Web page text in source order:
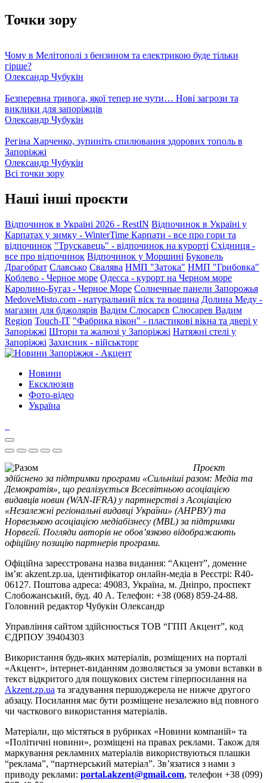
Точки зору
Чому в Мелітополі з бензином та електрикою буде тільки
гірше?
Олександр Чубукін
Безперевна тривога, якої тепер не чути… Нові загрози та
виклики для запоріжців
Олександр Чубукін
Регіна Харченко, зупиніть спилювання здорових тополь в
Запоріжжі
Олександр Чубукін
Всі точки зору
Наші інші проєкти
Відпочинок в Україні 2026 - RestIN Відпочинок в Україні у
Карпатах у зимку - WinterTime Карпати - все про гори та
відпочинок "Трускавець" - відпочинок на курорті Східниця -
все про відпочинок Відпочинок у Моршині Буковель
Драгобрат Славсько Свалява НМП "Затока" НМП "Грибовка"
Коблево - Черное море Одесса - курорт на Черном море
Каролино-Бугаз - Черное Море Солнечные панели Запорожья
MedoveMisto.com - натуральний віск та вощина Долина Меду -
магазин для бджолярів Вадим Слюсарєв Слюсарев Вадим
Region Touch-IT "Фабрика вікон" - пластикові вікна та двері у
Запоріжжі Штори та жалюзі у Запоріжжі Натяжні стелі у
Запоріжжі Захисник - військторг
Новини
Ексклюзив
Фото-відео
Україна
Проєкт
здійснено за підтримки програми «Сильніші разом: Медіа та
Демократія», що реалізується Всесвітньою асоціацією
видавців новин (WAN-IFRA) у партнерстві з Асоціацією
«Незалежні регіональні видавці України» (АНРВУ) та
Норвезькою асоціацією медіабізнесу (MBL) за підтримки
Норвегії. Погляди авторів не обов’язково відображають
офіційну позицію партнерів програми.
Офіційна зареєстрована назва видання: “Акцент”, доменне
ім’я: akzent.zp.ua, ідентифікатор онлайн-медіа в Реєстрі: R40-
06127. Поштова адреса: 49083, Україна, м. Дніпро, проспект
Слобожанський, буд. 40 А. Телефон: +38 (068) 859-24-88.
Головний редактор Чубукін Олександр
Управління сайтом здійснюється ТОВ “ГПП Акцент”, код
ЄДРПОУ 39404303
Використання будь-яких матеріалів, розміщених на порталі
«Акцент», інтернет-виданням дозволяється за умови вставки в
текст відкритого для пошукових систем гіперпосилання на
Akzent.zp.ua та згадування першоджерела не нижче другого
абзацу. Посилання має бути розміщене незалежно від повного
чи часткового використання матеріалів.
Матеріали, що містяться в рубриках «Новини компаній» та
«Політичні новини», розміщені на правах реклами. Також для
маркування рекламних матеріалів використвуються плашки
“реклама”, “партнерський матеріал”. Зв’язатися з нами з
приводу реклами: portal.akzent@gmail.com, телефон +38 (099)